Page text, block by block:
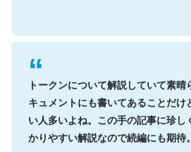
トークンについて解説していて素晴
キュメントにも書いてあることだけ
い人多いよね。この手の記事に珍し
かりやすい解説なので続編にも期待。